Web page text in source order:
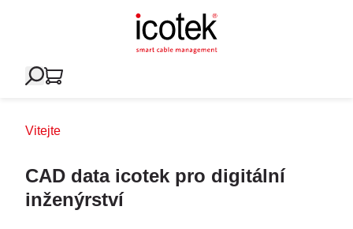
Vitejte
CAD data icotek pro digitální
inženýrství